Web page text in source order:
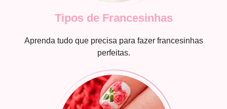
Tipos de Francesinhas
Aprenda tudo que precisa para fazer francesinhas
perfeitas.